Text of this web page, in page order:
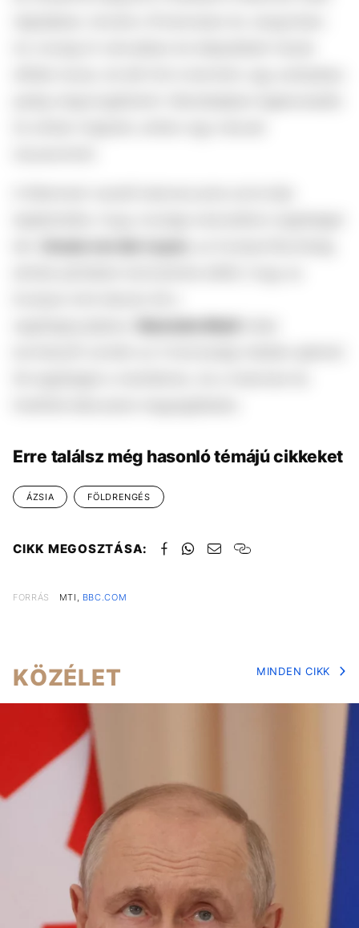
Erre találsz még hasonló témájú cikkeket
ÁZSIA FÖLDRENGÉS
CIKK MEGOSZTÁSA:
FORRÁS MTI, BBC.COM
KÖZÉLET MINDEN CIKK